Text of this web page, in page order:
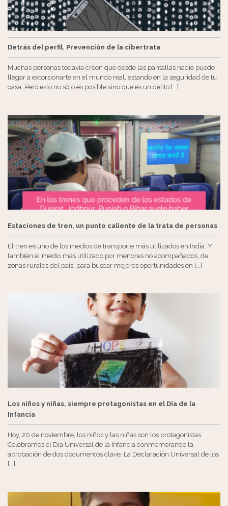
Detrás del perfil. Prevención de la cibertrata
Muchas personas todavía creen que desde las pantallas nadie puede
llegar a extorsionarte en el mundo real, estando en la seguridad de tu
casa. Pero esto no sólo es posible sino que es un delito [...]
Estaciones de tren, un punto caliente de la trata de personas
El tren es uno de los medios de transporte más utilizados en India. Y
también el medio más utilizado por menores no acompañados, de
zonas rurales del país, para buscar mejores oportunidades en [...]
Los niños y niñas, siempre protagonistas en el Día de la
Infancia
Hoy, 20 de noviembre, los niños y las niñas son los protagonistas.
Celebramos el Día Universal de la Infancia conmemorando la
aprobación de dos documentos clave. La Declaración Universal de los
[...]